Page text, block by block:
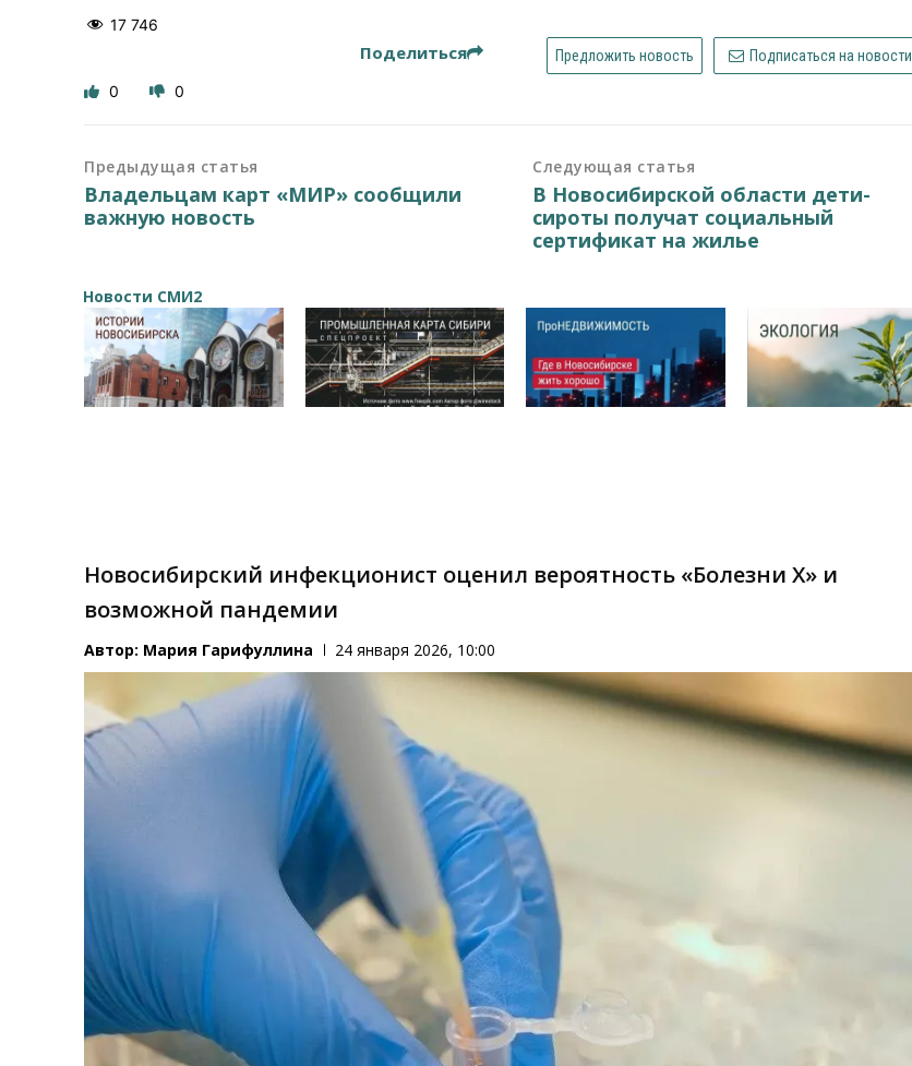
17 746
Поделиться Предложить новость Подписаться на новости
0 0
Предыдущая статья
Владельцам карт «МИР» сообщили
важную новость
Следующая статья
В Новосибирской области дети-
сироты получат социальный
сертификат на жилье
Новости СМИ2
Новосибирский инфекционист оценил вероятность «Болезни X» и
возможной пандемии
Автор: Мария Гарифуллина 24 января 2026, 10:00